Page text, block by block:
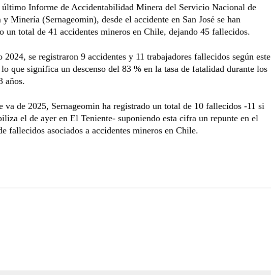
último Informe de Accidentabilidad Minera del Servicio Nacional de
y Minería (Sernageomin), desde el accidente en San José se han
un total de 41 accidentes mineros en Chile, dejando 45 fallecidos.
2024, se registraron 9 accidentes y 11 trabajadores fallecidos según este
que significa un descenso del 83 % en la tasa de fatalidad durante los
años.
va de 2025, Sernageomin ha registrado un total de 10 fallecidos -11 si
el de ayer en El Teniente- suponiendo esta cifra un repunte en el
fallecidos asociados a accidentes mineros en Chile.